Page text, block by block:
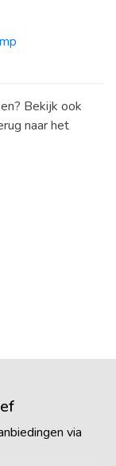
Bekijk ook
naar het
via